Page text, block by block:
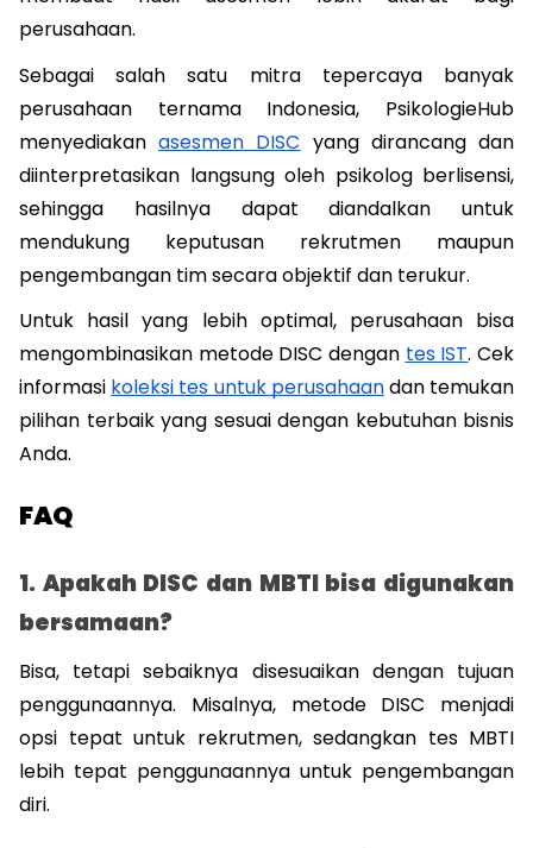
perusahaan.
Sebagai salah satu mitra tepercaya banyak
perusahaan ternama Indonesia, PsikologieHub
menyediakan asesmen DISC yang dirancang dan
diinterpretasikan langsung oleh psikolog berlisensi,
sehingga hasilnya dapat diandalkan untuk
mendukung keputusan rekrutmen maupun
pengembangan tim secara objektif dan terukur.
Untuk hasil yang lebih optimal, perusahaan bisa
mengombinasikan metode DISC dengan tes IST. Cek
informasi koleksi tes untuk perusahaan dan temukan
pilihan terbaik yang sesuai dengan kebutuhan bisnis
Anda.
FAQ
1. Apakah DISC dan MBTI bisa digunakan
bersamaan?
Bisa, tetapi sebaiknya disesuaikan dengan tujuan
penggunaannya. Misalnya, metode DISC menjadi
opsi tepat untuk rekrutmen, sedangkan tes MBTI
lebih tepat penggunaannya untuk pengembangan
diri.